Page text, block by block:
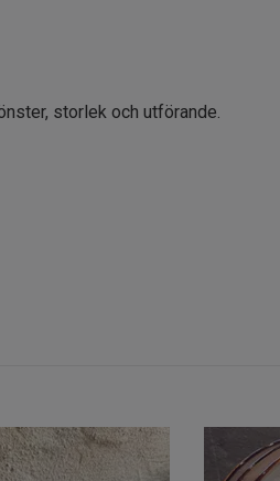
storlek och utförande.